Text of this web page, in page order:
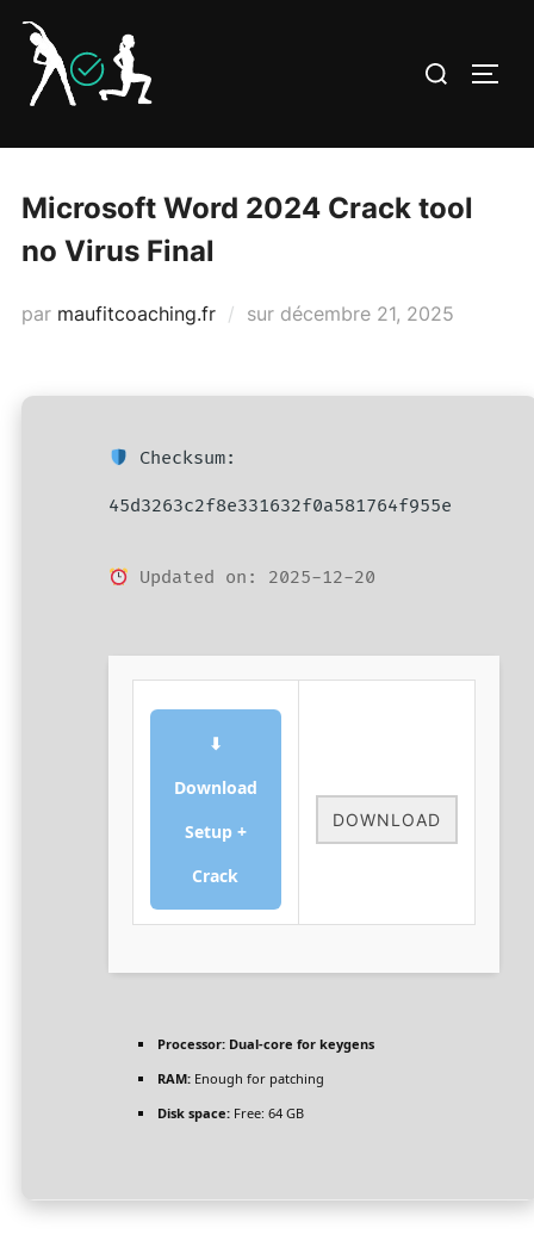
Aller
contenu
Rechercher :
Microsoft Word 2024 Crack tool
no Virus Final
par maufitcoaching.fr sur Publié
décembre 21, 2025
Checksum:
45d3263c2f8e331632f0a581764f955e
Updated on: 2025-12-20
⬇
Download
Setup +
Crack
DOWNLOAD
Processor:Dual-core for keygens
RAM:Enough for patching
Disk space:Free: 64 GB